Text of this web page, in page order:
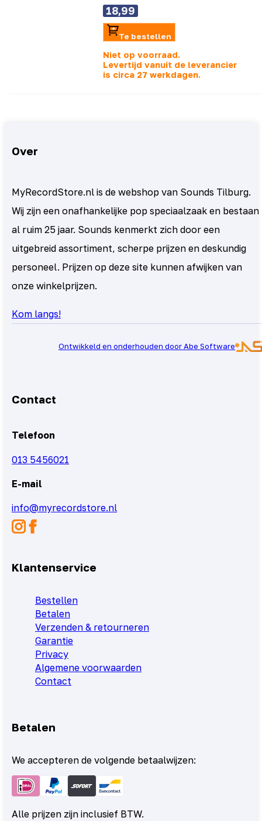
18,99
Te bestellen
Niet op voorraad.
Levertijd vanuit de leverancier
is circa 27 werkdagen.
Over
MyRecordStore.nl is de webshop van Sounds Tilburg.
Wij zijn een onafhankelijke pop speciaalzaak en bestaan
al ruim 25 jaar. Sounds kenmerkt zich door een
uitgebreid assortiment, scherpe prijzen en deskundig
personeel. Prijzen op deze site kunnen afwijken van
onze winkelprijzen.
Kom langs!
Ontwikkeld en onderhouden door Abe Software
Contact
Telefoon
013 5456021
E-mail
info@myrecordstore.nl
Klantenservice
Bestellen
Betalen
Verzenden & retourneren
Garantie
Privacy
Algemene voorwaarden
Contact
Betalen
We accepteren de volgende betaalwijzen:
Alle prijzen zijn inclusief BTW.